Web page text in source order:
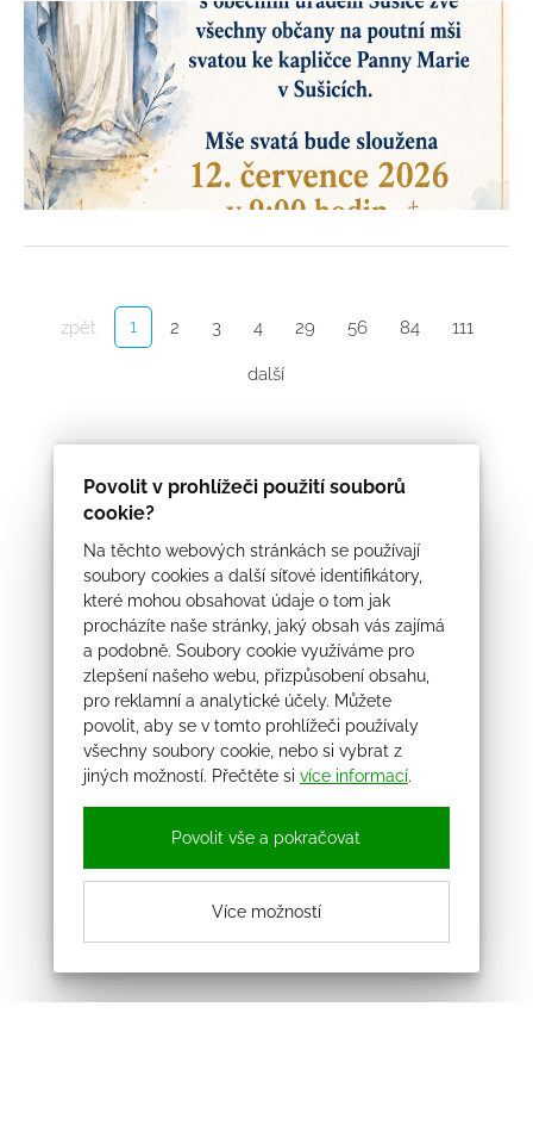
Povolit v prohlížeči použití souborů
cookie?
Na těchto webových stránkách se používají
soubory cookies a další síťové identifikátory,
které mohou obsahovat údaje o tom jak
procházíte naše stránky, jaký obsah vás zajímá
a podobně. Soubory cookie využíváme pro
zlepšení našeho webu, přizpůsobení obsahu,
pro reklamní a analytické účely. Můžete
povolit, aby se v tomto prohlížeči používaly
všechny soubory cookie, nebo si vybrat z
jiných možností. Přečtěte si více informací.
Povolit vše a pokračovat
Více možností
zpět 1 2 3 4 29 56 84 111
další